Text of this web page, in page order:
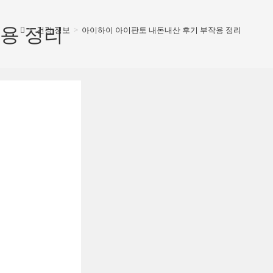
정리
> 건강 정보 > 아이하이 아이판토 내돈내산 후기 부작용 정리